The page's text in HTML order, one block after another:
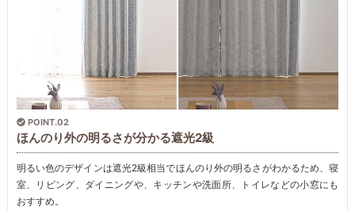
POINT.02
ほんのり外の明るさが分かる遮光2級
明るい色のデザインは遮光2級相当でほんのり外の明るさがわかるため、寝
室、リビング、ダイニングや、キッチンや洗面所、トイレなどの小窓にも
おすすめ。